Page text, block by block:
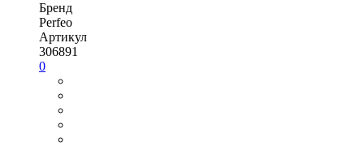
Бренд
Perfeo
Артикул
306891
0